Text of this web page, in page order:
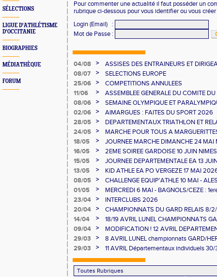
SÉLECTIONS
LIGUE D'ATHLÉTISME
D'OCCITANIE
BIOGRAPHIES
MÉDIATHÈQUE
FORUM
Pour commenter une actualité il faut posséder un
rubrique ci-dessous pour vous identifier ou vous
Login (Email)
:
Mot de Passe :
04/08 >
ASSISES DES ENTRAINEURS ET
08/07
>
SELECTIONS EUROPE
25/06
>
COMPETITIONS ANNULEES
11/06
>
ASSEMBLEE GENERALE DU COMITE
08/06
>
SEMAINE OLYMPIQUE ET
GAUJAC
02/06 >
AIMARGUES : FAITES DU SPORT 2026
28/05
>
DEPARTEMENTAUX TRIATHLON ET
24/05
>
MARCHE POUR TOUS A
18/05
>
JOURNEE MARCHE DIMANCHE 24 MAI
16/05
>
2EME SOIREE GARDOISE 10 JUIN NIMES
15/05
>
JOURNEE DEPARTEMENTALE EA 13
13/05
>
KID ATHLE EA PO VERGEZE 17 MAI
08/05
>
CHALLENGE EQUIP'ATHLE 10 MAI -
01/05
>
MERCREDI 6 MAI - BAGNOLS/CEZE :
23/04
>
INTERCLUBS 2026
20/04
>
CHAMPIONNATS DU GARD RELAIS 8/
14/04
>
18/19 AVRIL LUNEL CHAMPIONNATS
09/04
>
MODIFICATION ! 12 AVRIL
MINIMES ET RELAIS
29/03 >
8 AVRIL LUNEL championnats GARD/
10000/STEEPLE/DUREE
29/03 > 11 AVRIL Départementaux individuels